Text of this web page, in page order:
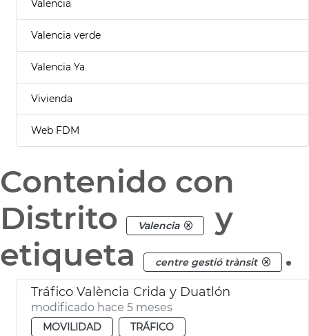
Valencia
Valencia verde
Valencia Ya
Vivienda
Web FDM
Contenido con
Distrito
Valencia
y
etiqueta
centre gestió trànsit .
Tráfico València Crida y Duatlón
modificado hace 5 meses
MOVILIDAD
TRÁFICO